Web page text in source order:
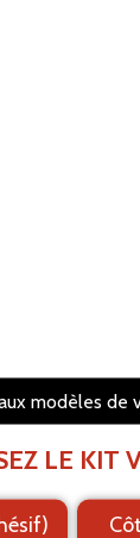
modèles de
LE KIT